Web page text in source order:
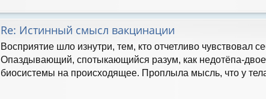
Re: Истинный смысл вакцинации
Восприятие шло изнутри, тем, кто отчетливо чувствовал
Опаздывающий, спотыкающийся разум, как недотёпа-
биосистемы на происходящее. Проплыла мысль, что у